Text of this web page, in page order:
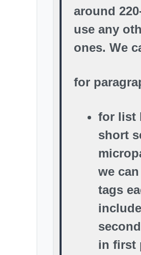
around
use any
ones. We
for
for list
short
we
tags
in first